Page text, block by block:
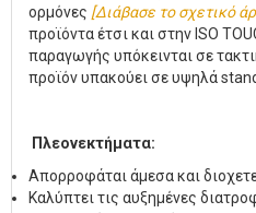
ορμόνες [Διάβασε το σχετικό
προϊόντα έτσι και στην ISO
παραγωγής υπόκεινται σε
προϊόν υπακούει σε υψηλά
Πλεονεκτήματα:
Απορροφάται άμεσα και
Καλύπτει τις αυξημένες